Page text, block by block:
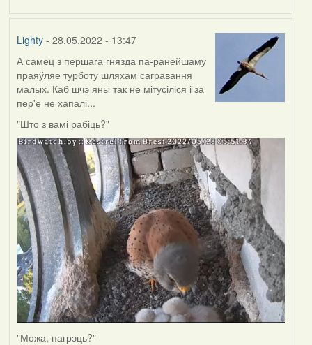
Lighty- 28.05.2022 - 13:47
А самец з першага гнязда па-ранейшаму
праяўляе турботу шляхам сагравання
малых. Каб шчэ яны так не мітусіліся і за
пер'е не хапалі...
"Што з вамі рабіць?"
"Можа, пагрэць?"